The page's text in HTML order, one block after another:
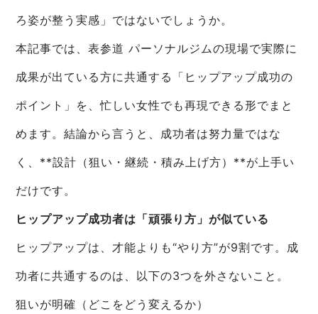
ろ姿が整う実感」ではないでしょうか。
本記事では、表参道 パーソナルジムの現場で実際に
成果が出ている方に共通する「ヒップアップ成功の
ポイント」を、忙しい女性でも再現できる形でまと
めます。結論から言うと、成功者は努力量ではな
く、**設計（狙い・継続・積み上げ方）**が上手い
だけです。
ヒップアップ成功者は「頑張り方」が似ている
ヒップアップは、才能よりも“やり方”が9割です。成
功者に共通するのは、以下の3つを外さないこと。
狙いが明確（どこをどう変えるか）